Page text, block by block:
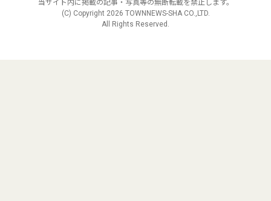
当サイト内に掲載の記事・写真等の無断転載を禁止します。
(C) Copyright 2026 TOWNNEWS-SHA CO.,LTD.
All Rights Reserved.